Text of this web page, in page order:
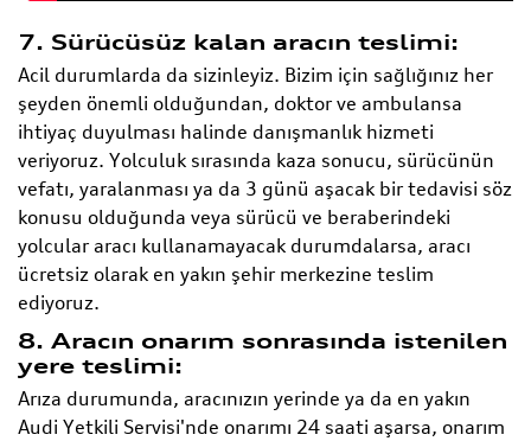
7. Sürücüsüz kalan aracın teslimi:
Acil durumlarda da sizinleyiz. Bizim için sağlığınız her
şeyden önemli olduğundan, doktor ve ambulansa
ihtiyaç duyulması halinde danışmanlık hizmeti
veriyoruz. Yolculuk sırasında kaza sonucu, sürücünün
vefatı, yaralanması ya da 3 günü aşacak bir tedavisi söz
konusu olduğunda veya sürücü ve beraberindeki
yolcular aracı kullanamayacak durumdalarsa, aracı
ücretsiz olarak en yakın şehir merkezine teslim
ediyoruz.
8. Aracın onarım sonrasında istenilen
yere teslimi:
Arıza durumunda, aracınızın yerinde ya da en yakın
Audi Yetkili Servisi'nde onarımı 24 saati aşarsa, onarım